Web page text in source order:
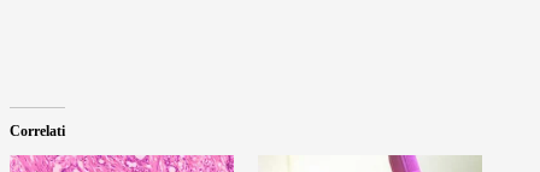
Correlati